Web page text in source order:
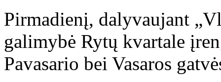
Pirmadienį, dalyvaujant
galimybė Rytų kvartale
Pavasario bei Vasaros